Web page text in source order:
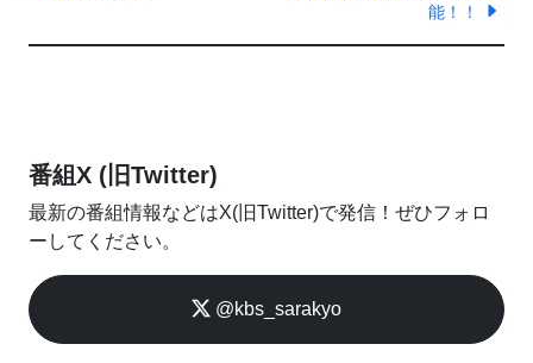
能！！
番組X (旧Twitter)
最新の番組情報などはX(旧Twitter)で発信！ぜひフォロ
ーしてください。
@kbs_sarakyo